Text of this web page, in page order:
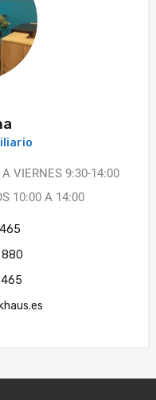
VIERNES 9:30-14:00
10:00 A 14:00
880